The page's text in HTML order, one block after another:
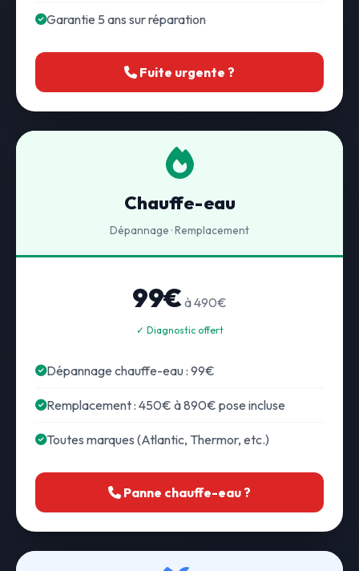
Garantie 5 ans sur réparation
Fuite urgente ?
Chauffe-eau
Dépannage · Remplacement
99€ à 490€
✓ Diagnostic offert
Dépannage chauffe-eau : 99€
Remplacement : 450€ à 890€ pose incluse
Toutes marques (Atlantic, Thermor, etc.)
Panne chauffe-eau ?